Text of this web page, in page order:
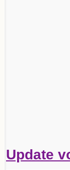
Update